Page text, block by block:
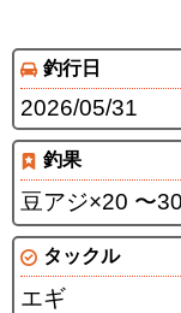
釣行日
2026/05/31
釣果
豆アジ×20 〜
タックル
エギ